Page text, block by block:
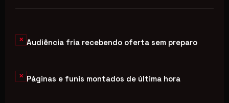
✕ Audiência fria recebendo oferta sem preparo
✕ Páginas e funis montados de última hora